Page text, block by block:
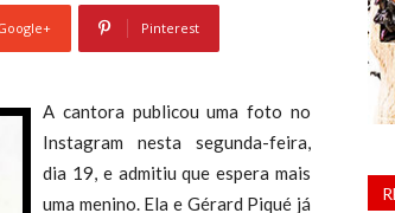
Pinterest
A cantora publicou uma foto no
Instagram nesta segunda-feira,
dia 19, e admitiu que espera mais
uma menino. Ela e Gérard Piqué já